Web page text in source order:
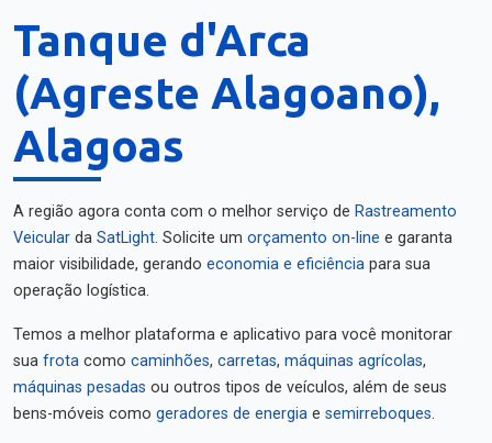
Tanque d'Arca
(Agreste Alagoano),
Alagoas
A região agora conta com o melhor serviço de Rastreamento
Veicular da SatLight. Solicite um orçamento on-line e garanta
maior visibilidade, gerando economia e eficiência para sua
operação logística.
Temos a melhor plataforma e aplicativo para você monitorar
sua frota como caminhões, carretas, máquinas agrícolas,
máquinas pesadas ou outros tipos de veículos, além de seus
bens-móveis como geradores de energia e semirreboques.